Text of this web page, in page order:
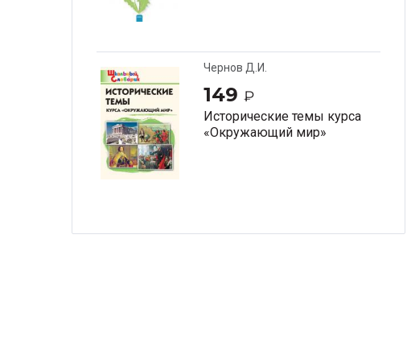
Чернов Д.И.
149 ₽
Исторические темы курса
«Окружающий мир»